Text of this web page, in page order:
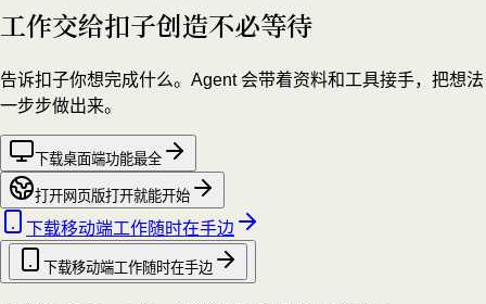
工作交给扣子创造不必等待
告诉扣子你想完成什么。Agent 会带着资料和工具接手，把想法
一步步做出来。
下载桌面端功能最全
打开网页版打开就能开始
下载移动端工作随时在手边
下载移动端工作随时在手边